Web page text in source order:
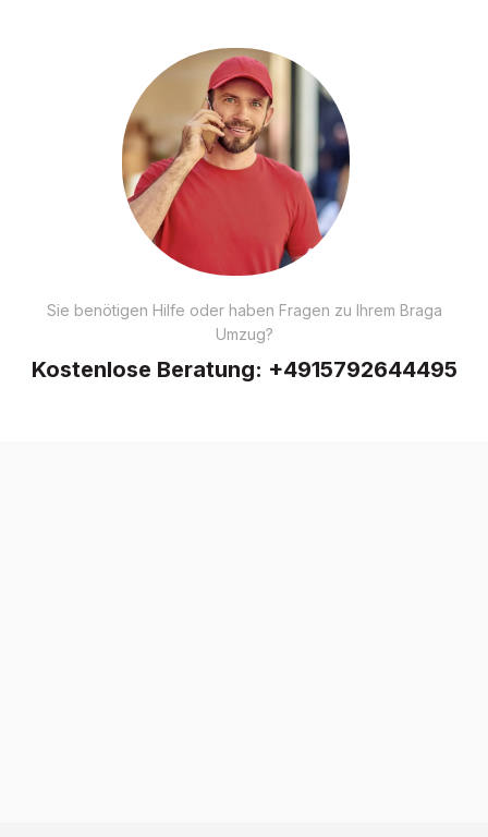
Sie benötigen Hilfe oder haben Fragen zu Ihrem Braga
Umzug?
Kostenlose Beratung: +4915792644495